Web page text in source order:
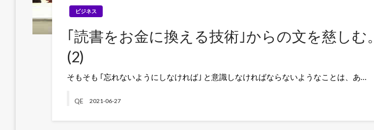
ビジネス
｢読書をお金に換える技術｣からの文を慈しむ。
(2)
そもそも ｢忘れないようにしなければ｣ と意識しなければならないようなことは、あ…
QE 2021-06-27